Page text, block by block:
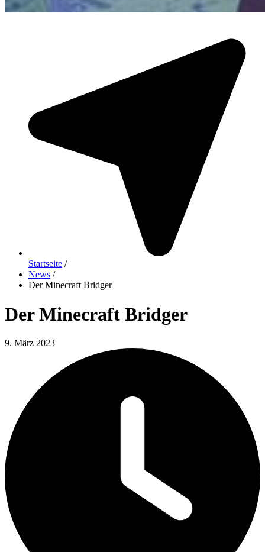
Startseite /
News /
Der Minecraft Bridger
Der Minecraft Bridger
9. März 2023